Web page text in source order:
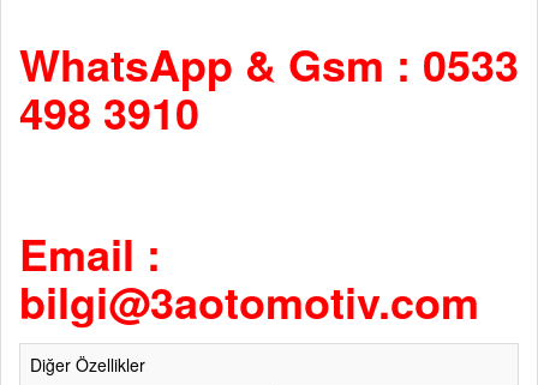
WhatsApp & Gsm : 0533
498 3910
Email :
bilgi@3aotomotiv.com
Diğer Özellikler